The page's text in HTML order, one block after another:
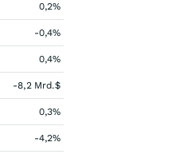
0,2%
-0,4%
0,4%
-8,2 Mrd.$
0,3%
-4,2%